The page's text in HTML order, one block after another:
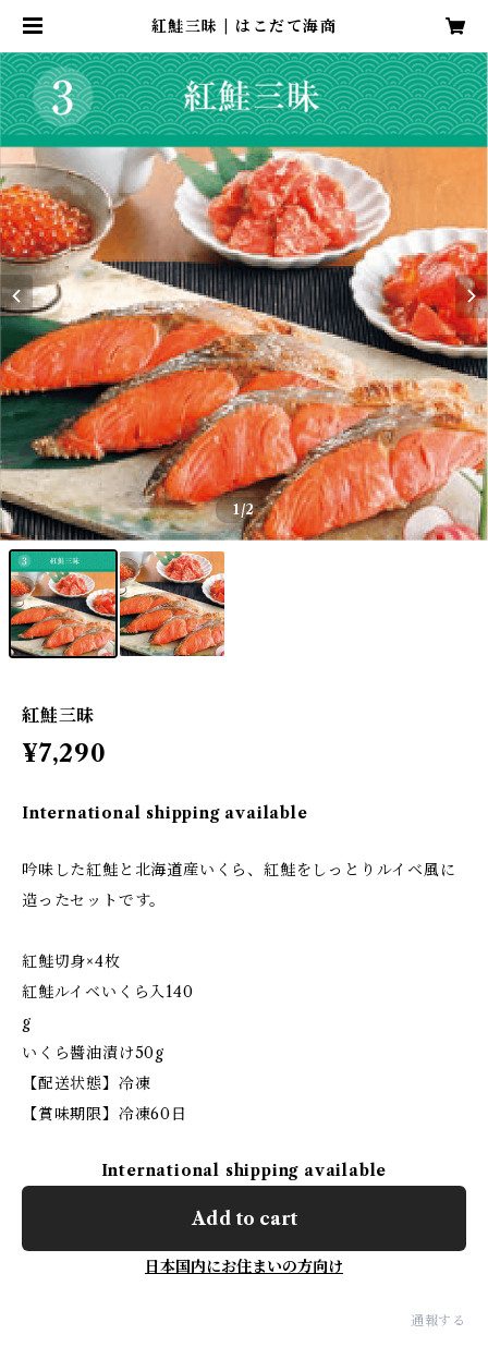
紅鮭三昧 | はこだて海商
1/2
紅鮭三昧
¥7,290
International shipping available
吟味した紅鮭と北海道産いくら、紅鮭をしっとりルイベ風に
造ったセットです。
紅鮭切身×4枚
紅鮭ルイベいくら入140
g
いくら醬油漬け50g
【配送状態】冷凍
【賞味期限】冷凍60日
International shipping available
Add to cart
日本国内にお住まいの方向け
通報する